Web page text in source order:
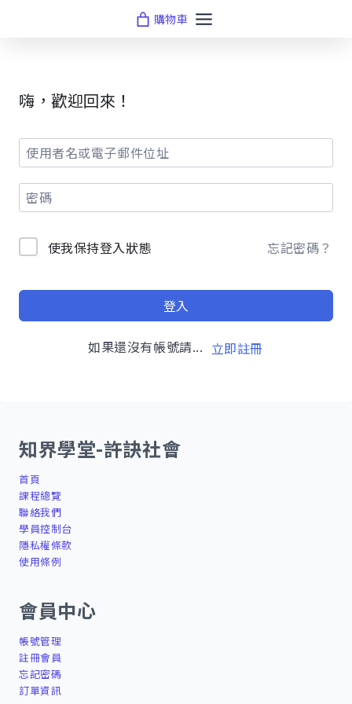
購物車
嗨，歡迎回來！
使我保持登入狀態 忘記密碼？
登入
如果還沒有帳號請... 立即註冊
知界學堂-許訣社會
首頁
課程總覽
聯絡我們
學員控制台
隱私權條款
使用條例
會員中心
帳號管理
註冊會員
忘記密碼
訂單資訊